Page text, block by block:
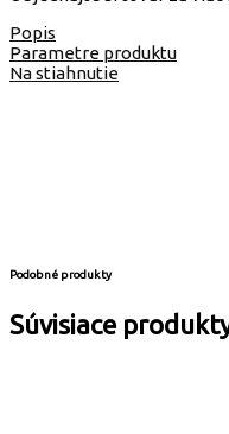
Popis
Parametre produktu
Na stiahnutie
Podobné produkty
Súvisiace